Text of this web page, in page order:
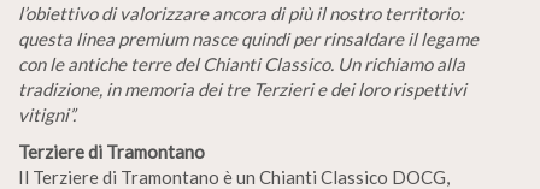
l’obiettivo di valorizzare ancora di più il nostro territorio:
questa linea premium nasce quindi per rinsaldare il legame
con le antiche terre del Chianti Classico. Un richiamo alla
tradizione, in memoria dei tre Terzieri e dei loro rispettivi
vitigni”.
Terziere di Tramontano
Il Terziere di Tramontano è un Chianti Classico DOCG,